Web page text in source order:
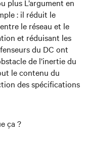
plus L’argument en
: il réduit le
le réseau et le
et réduisant les
du DC ont
de l’inertie du
le contenu du
des spécifications
ça ?